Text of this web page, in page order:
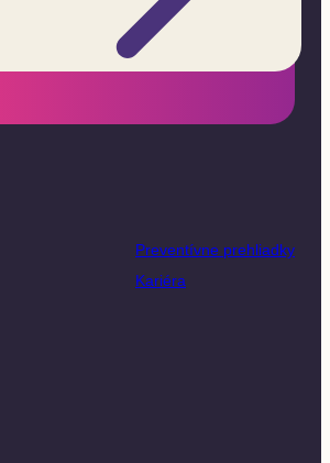
Preventívne prehliadky
Kariéra